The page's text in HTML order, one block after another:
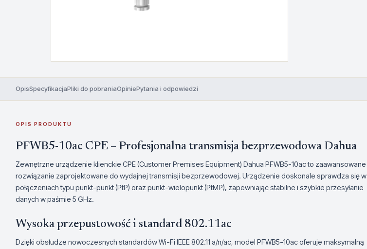
OpisSpecyfikacjaPliki do pobraniaOpiniePytania i odpowiedzi
OPIS PRODUKTU
PFWB5-10ac CPE – Profesjonalna transmisja bezprzewodowa Dahua
Zewnętrzne urządzenie klienckie CPE (Customer Premises Equipment) Dahua PFWB5-10ac to zaawansowane
rozwiązanie zaprojektowane do wydajnej transmisji bezprzewodowej. Urządzenie doskonale sprawdza się w
połączeniach typu punkt-punkt (PtP) oraz punkt-wielopunkt (PtMP), zapewniając stabilne i szybkie przesyłanie
danych w paśmie 5 GHz.
Wysoka przepustowość i standard 802.11ac
Dzięki obsłudze nowoczesnych standardów Wi-Fi IEEE 802.11 a/n/ac, model PFWB5-10ac oferuje maksymalną